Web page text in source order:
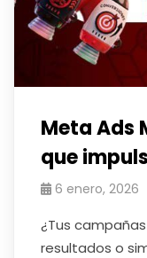
Meta Ads
que
6 enero, 2026
¿Tus
resultados o